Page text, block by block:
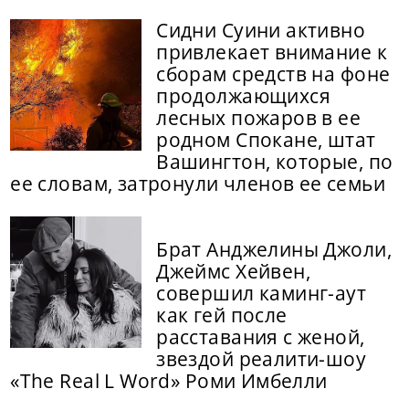
Сидни Суини активно
привлекает внимание к
сборам средств на фоне
продолжающихся
лесных пожаров в ее
родном Спокане, штат
Вашингтон, которые, по
ее словам, затронули членов ее семьи
Брат Анджелины Джоли,
Джеймс Хейвен,
совершил каминг-аут
как гей после
расставания с женой,
звездой реалити-шоу
«The Real L Word» Роми Имбелли